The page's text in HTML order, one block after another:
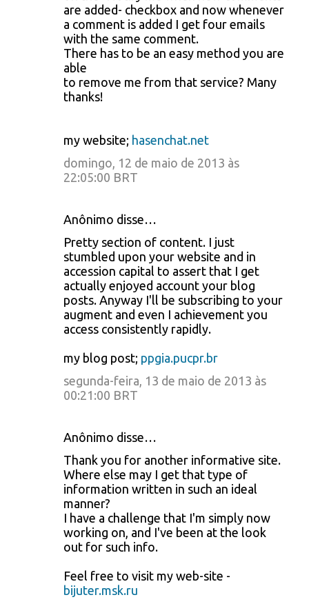
are added- checkbox and now whenever
a comment is added I get four emails
with the same comment.
There has to be an easy method you are
able
to remove me from that service? Many
thanks!
my website; hasenchat.net
domingo, 12 de maio de 2013 às
22:05:00 BRT
Anônimo disse…
Pretty section of content. I just
stumbled upon your website and in
accession capital to assert that I get
actually enjoyed account your blog
posts. Anyway I'll be subscribing to your
augment and even I achievement you
access consistently rapidly.
my blog post; ppgia.pucpr.br
segunda-feira, 13 de maio de 2013 às
00:21:00 BRT
Anônimo disse…
Thank you for another informative site.
Where else may I get that type of
information written in such an ideal
manner?
I have a challenge that I'm simply now
working on, and I've been at the look
out for such info.
Feel free to visit my web-site -
bijuter.msk.ru